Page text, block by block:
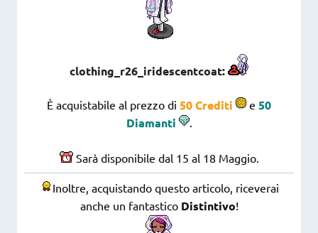
clothing_r26_iridescentcoat:
È acquistabile al prezzo di 50 Crediti e 50
Diamanti
.
Sarà disponibile dal 15 al 18 Maggio.
Inoltre, acquistando questo articolo, riceverai
anche un fantastico Distintivo!